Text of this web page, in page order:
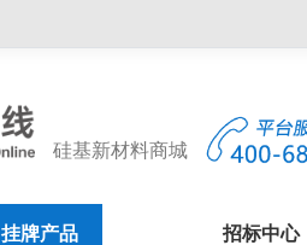
硅基新材料商城
挂牌产品 招标中心